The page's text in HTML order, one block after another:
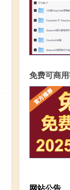
免费可商